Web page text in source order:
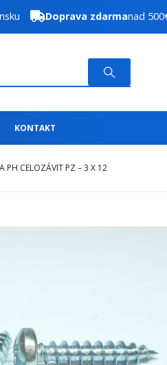
Doprava zdarmanad
KONTAKT
PH CELOZÁVIT PZ – 3 X 12